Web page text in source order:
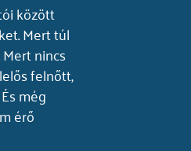
között
Mert túl
nincs
felnőtt,
még
érő